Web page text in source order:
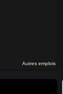
Autres emplois